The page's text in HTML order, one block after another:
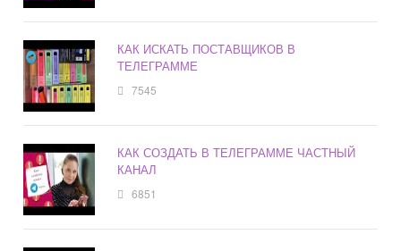
КАК ИСКАТЬ ПОСТАВЩИКОВ В
ТЕЛЕГРАММЕ
7545
КАК СОЗДАТЬ В ТЕЛЕГРАММЕ ЧАСТНЫЙ
КАНАЛ
6851